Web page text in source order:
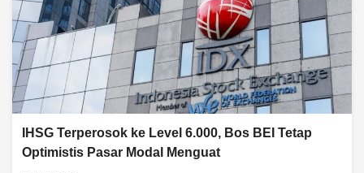
IHSG Terperosok ke Level 6.000, Bos BEI Tetap
Optimistis Pasar Modal Menguat